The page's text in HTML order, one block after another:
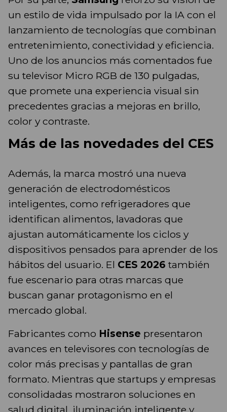
un estilo de vida impulsado por la IA con el
lanzamiento de tecnologías que combinan
entretenimiento, conectividad y eficiencia.
Uno de los anuncios más comentados fue
su televisor Micro RGB de 130 pulgadas,
que promete una experiencia visual sin
precedentes gracias a mejoras en brillo,
color y contraste.
Más de las novedades del CES
Además, la marca mostró una nueva
generación de electrodomésticos
inteligentes, como refrigeradores que
identifican alimentos, lavadoras que
ajustan automáticamente los ciclos y
dispositivos pensados para aprender de los
hábitos del usuario. El CES 2026 también
fue escenario para otras marcas que
buscan ganar protagonismo en el
mercado global.
Fabricantes como Hisense presentaron
avances en televisores con tecnologías de
color más precisas y pantallas de gran
formato. Mientras que startups y empresas
consolidadas mostraron soluciones en